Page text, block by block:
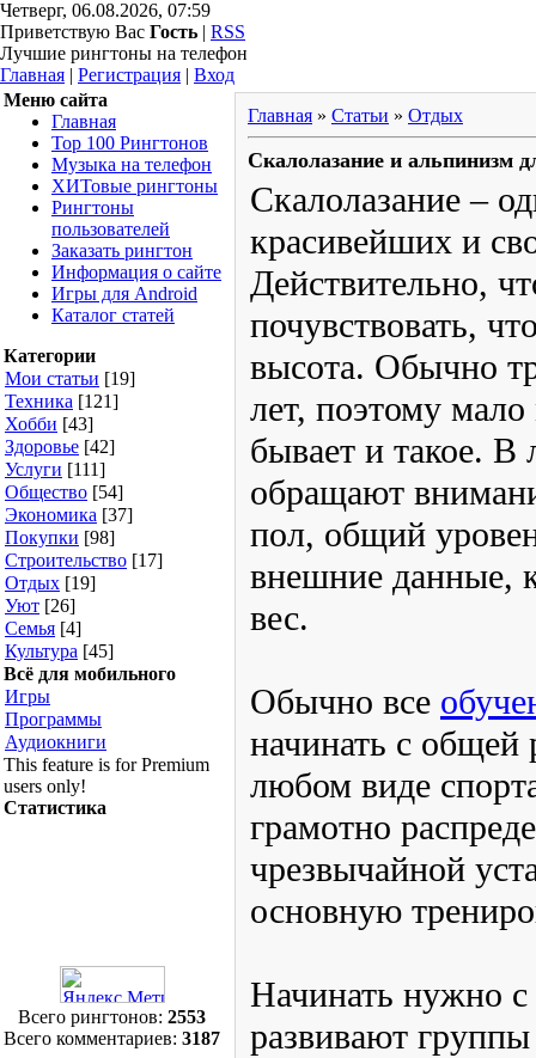
Четверг, 06.08.2026, 07:59
Приветствую Вас Гость | RSS
Лучшие рингтоны на телефон
Главная | Регистрация | Вход
Меню сайта
Главная
Top 100
Рингтонов
Музыка на
телефон
ХИТовые
рингтоны
Рингтоны
пользователей
Заказать
Информация
о сайте
Игры для
Android
Каталог
статей
Категории
Мои статьи [19]
Техника [121]
Хобби [43]
Здоровье
[42]
Услуги [111]
Общество [54]
Экономика
[37]
Покупки
Строительство
Отдых [19]
Уют [26]
Семья [4]
Культура [45]
Статистика
Главная»Статьи »Отдых
Скалолазание и альпинизм для
Скалолазание – один
таких красивейших и
спорта.
прекраснее, чем
подвластна ну
тренировки
поэтому мало можно
новичков, но бывает
опытные тренеры
абсолютно на все
уровень физической
рост или вес.
Обычно всеобучение
следует начинать с
происходит
Здесь главное не
чрезвычайной
откладывать